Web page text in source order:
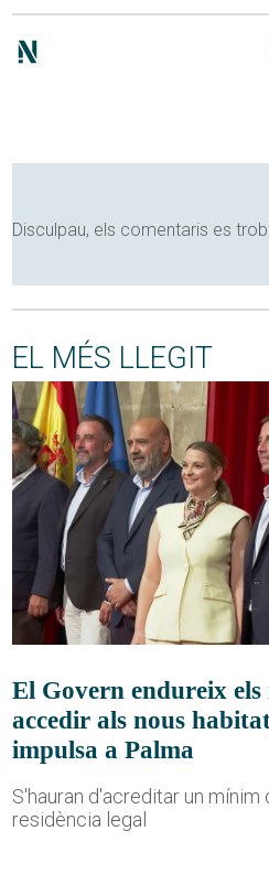
Disculpau, els comentaris es
EL MÉS LLEGIT
El Govern endureix
accedir als nous
impulsa a Palma
S'hauran d'acreditar un mínim
residència legal